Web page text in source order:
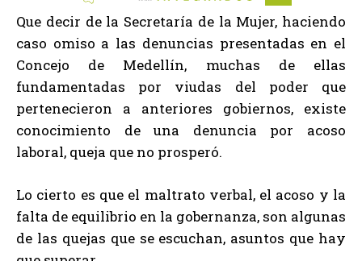
Que decir de la Secretaría de la Mujer, haciendo
caso omiso a las denuncias presentadas en el
Concejo de Medellín, muchas de ellas
fundamentadas por viudas del poder que
pertenecieron a anteriores gobiernos, existe
conocimiento de una denuncia por acoso
laboral, queja que no prosperó.
Lo cierto es que el maltrato verbal, el acoso y la
falta de equilibrio en la gobernanza, son algunas
de las quejas que se escuchan, asuntos que hay